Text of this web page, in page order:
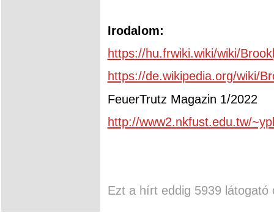
Irodalom:
https://hu.frwiki.wiki/wiki/
https://de.wikipedia.org/wiki/
FeuerTrutz Magazin 1/2022
http://www2.nkfust.edu.tw/
Ezt a hírt eddig 5939 látogató